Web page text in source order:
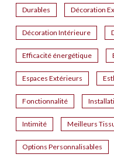
Durables Décoration
Décoration Intérieure
Efficacité énergétique
Espaces Extérieurs
Fonctionnalité
Intimité Meilleurs
Options Personnalisables